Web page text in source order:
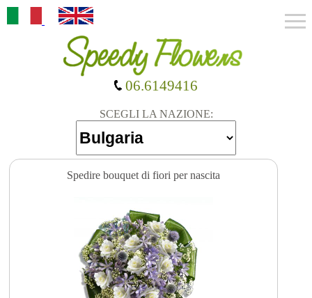
SCEGLI LA NAZIONE:
06.6149416
Spedire bouquet di fiori per nascita